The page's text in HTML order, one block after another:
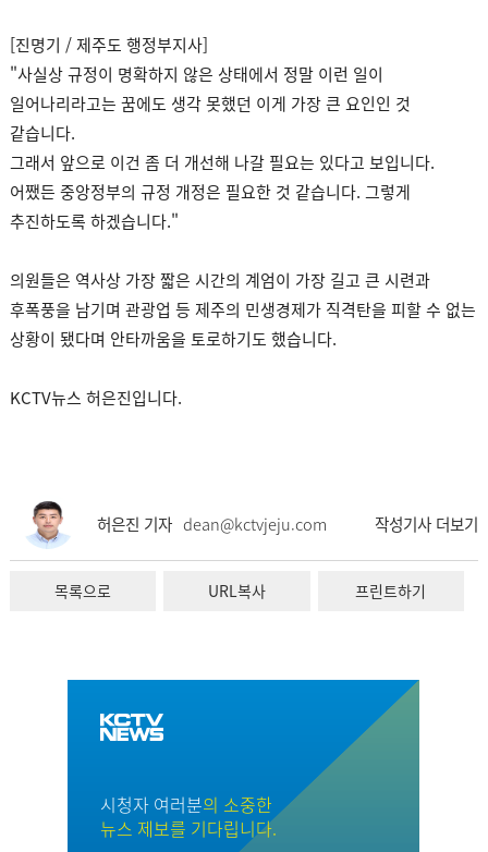
[진명기 / 제주도 행정부지사]
"사실상 규정이 명확하지 않은 상태에서 정말 이런 일이
일어나리라고는 꿈에도 생각 못했던 이게 가장 큰 요인인 것
같습니다.
그래서 앞으로 이건 좀 더 개선해 나갈 필요는 있다고 보입니다.
어쨌든 중앙정부의 규정 개정은 필요한 것 같습니다. 그렇게
추진하도록 하겠습니다."
의원들은 역사상 가장 짧은 시간의 계엄이 가장 길고 큰 시련과
후폭풍을 남기며 관광업 등 제주의 민생경제가 직격탄을 피할 수 없는
상황이 됐다며 안타까움을 토로하기도 했습니다.
KCTV뉴스 허은진입니다.
허은진 기자 dean@kctvjeju.com 작성기사 더보기
목록으로 URL복사 프린트하기
시청자 여러분의 소중한
뉴스 제보를 기다립니다.